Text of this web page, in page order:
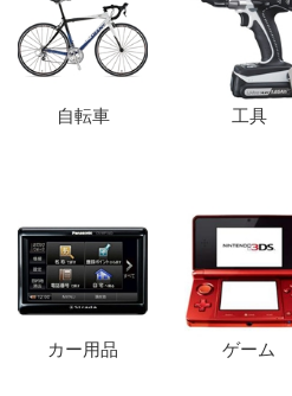
自転車 工具
カー用品 ゲーム